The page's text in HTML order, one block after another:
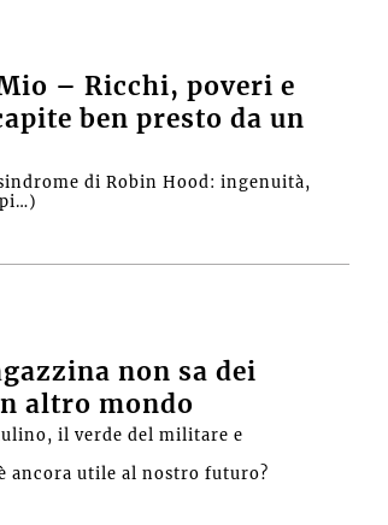
– Ricchi, poveri e
ben presto da un
di Robin Hood: ingenuità,
non sa dei
altro mondo
il verde del militare e
ancora utile al nostro futuro?